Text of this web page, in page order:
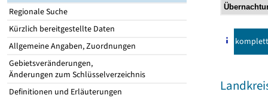
Regionale Suche
Kürzlich bereitgestellte Daten
Allgemeine Angaben, Zuordnungen
Gebietsveränderungen,
Änderungen zum Schlüsselverzeichnis
Definitionen und Erläuterungen
komplett